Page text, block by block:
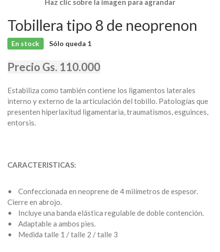
Haz clic sobre la imagen para agrandar
Tobillera tipo 8 de neoprenon
En stock Sólo queda 1
Precio Gs. 110.000
Estabiliza como también contiene los ligamentos laterales
interno y externo de la articulación del tobillo. Patologías que
presenten hiperlaxitud ligamentaria, traumatismos, esguinces,
entorsis.
CARACTERISTICAS:
• Confeccionada en neoprene de 4 milímetros de espesor.
Cierre en abrojo.
• Incluye una banda elástica regulable de doble contención.
• Adaptable a ambos pies.
• Medida talle 1 / talle 2 / talle 3